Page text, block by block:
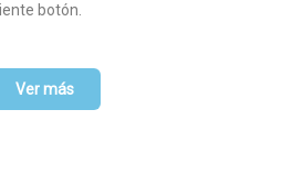
botón.
Ver más